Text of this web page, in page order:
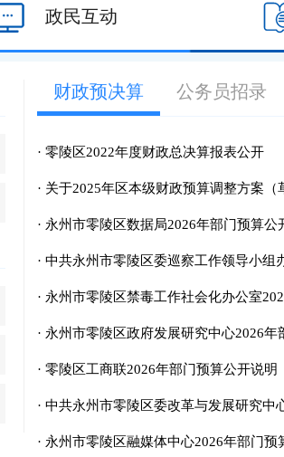
政民互动
财政预决算 公务员招录
· 零陵区2022年度财政总决算报表公开
· 关于2025年区本级财政预算调整方案（
· 永州市零陵区数据局2026年部门预算公
· 中共永州市零陵区委巡察工作领导小组
· 永州市零陵区禁毒工作社会化办公室
· 永州市零陵区政府发展研究中心2026年
· 零陵区工商联2026年部门预算公开说明
· 中共永州市零陵区委改革与发展研究中
· 永州市零陵区融媒体中心2026年部门预